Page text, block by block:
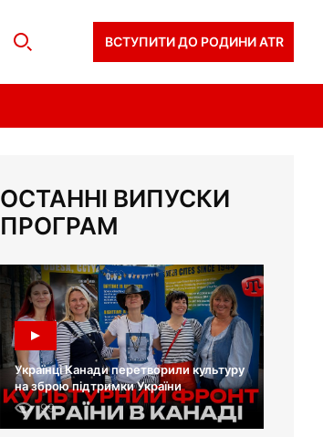
ВСТУПИТИ ДО РОДИНИ ATR
ОСТАННІ ВИПУСКИ
ПРОГРАМ
Українці Канади перетворили культуру
на зброю підтримки України
99